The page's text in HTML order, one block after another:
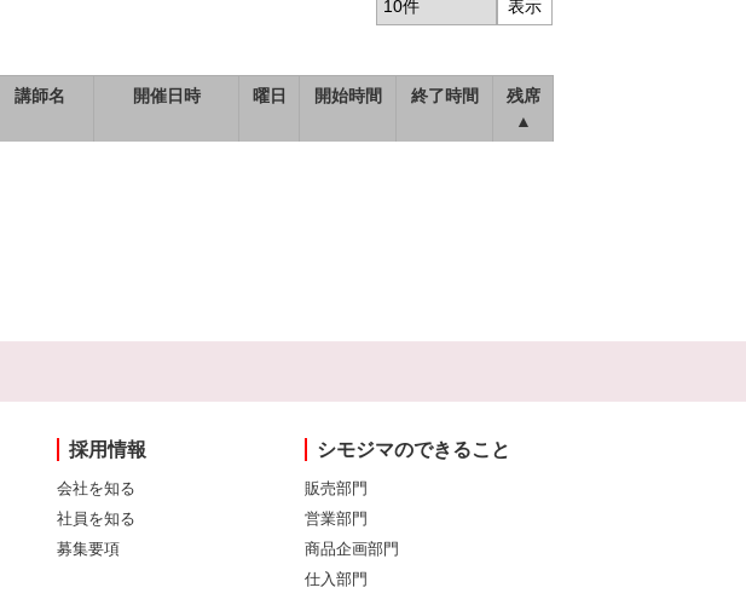
講師名 開催日時 曜日 開始時間 終了時間
残席
▲
採用情報
会社を知る
社員を知る
募集要項
シモジマのできること
販売部門
営業部門
商品企画部門
仕入部門